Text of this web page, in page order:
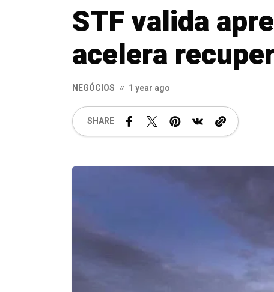
STF valida
acelera
NEGÓCIOS 1 year ago
SHARE